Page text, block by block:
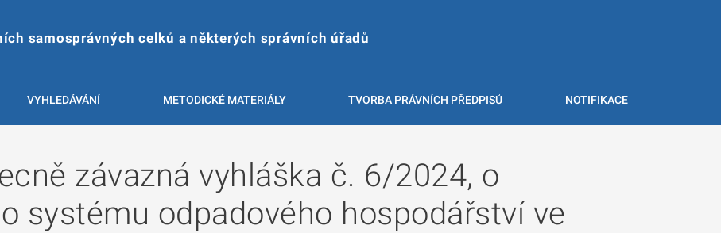
samosprávných celků a některých správních úřadů
VYHLEDÁVÁNÍ METODICKÉ MATERIÁLY TVORBA PRÁVNÍCH PŘEDPISŮ NOTIFIKACE
závazná vyhláška č. 6/2024, o
systému odpadového hospodářství ve